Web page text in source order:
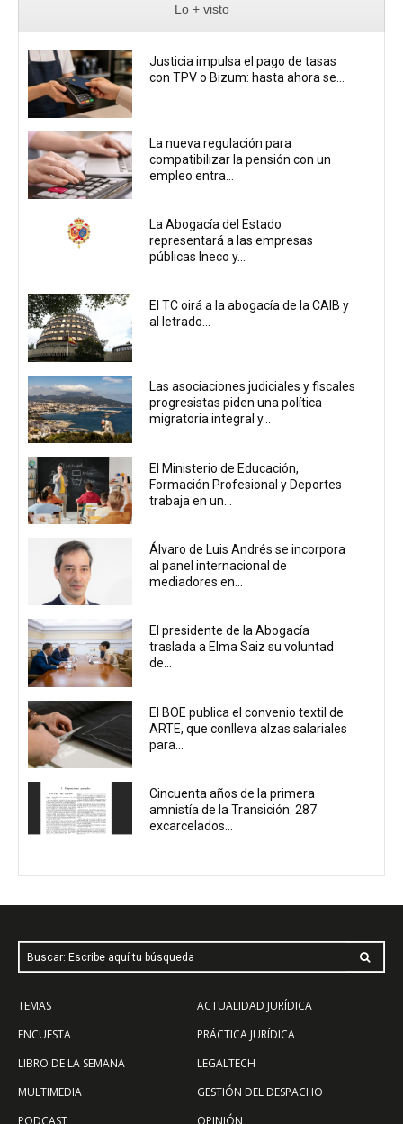
Lo + visto
Justicia impulsa el pago de tasas
con TPV o Bizum: hasta ahora se...
La nueva regulación para
compatibilizar la pensión con un
empleo entra...
La Abogacía del Estado
representará a las empresas
públicas Ineco y...
El TC oirá a la abogacía de la CAIB y
al letrado...
Las asociaciones judiciales y fiscales
progresistas piden una política
migratoria integral y...
El Ministerio de Educación,
Formación Profesional y Deportes
trabaja en un...
Álvaro de Luis Andrés se incorpora
al panel internacional de
mediadores en...
El presidente de la Abogacía
traslada a Elma Saiz su voluntad
de...
El BOE publica el convenio textil de
ARTE, que conlleva alzas salariales
para...
Cincuenta años de la primera
amnistía de la Transición: 287
excarcelados...
Buscar: Escribe aquí tu búsqueda
TEMAS
ENCUESTA
LIBRO DE LA SEMANA
MULTIMEDIA
ACTUALIDAD JURÍDICA
PRÁCTICA JURÍDICA
LEGALTECH
GESTIÓN DEL DESPACHO